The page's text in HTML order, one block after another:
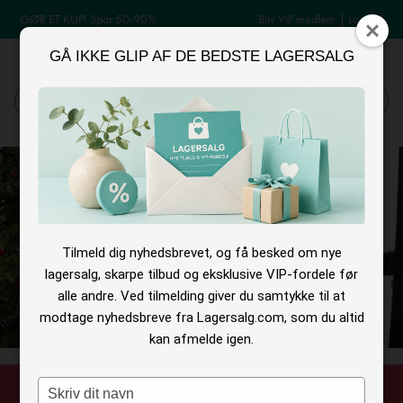
GØR ET KUP! Spar 50-90% Bliv VIP medlem | Log ind
Log ind MENU
GÅ IKKE GLIP AF DE BEDSTE LAGERSALG
Tilmeld dig nyhedsbrevet, og få besked om nye
lagersalg, skarpe tilbud og eksklusive VIP-fordele før
alle andre. Ved tilmelding giver du samtykke til at
modtage nyhedsbreve fra Lagersalg.com, som du altid
kan afmelde igen.
Type